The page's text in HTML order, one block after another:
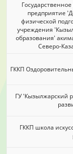
предприятие
физической
учреждения
образования'
Северо-
ГККП
ГУ 'Кызылжарский
ГККП школа